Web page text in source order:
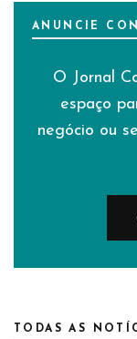
ANUNCIE
O Jornal
espaço
negócio ou
TODAS AS